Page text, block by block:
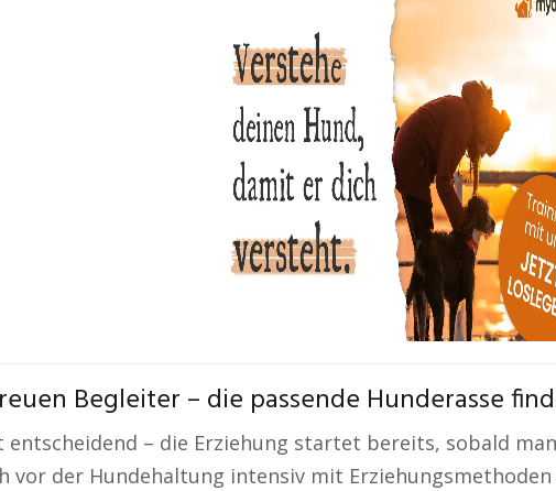
Begleiter – die passende Hunderasse
entscheidend – die Erziehung startet bereits, sobald
vor der Hundehaltung intensiv mit